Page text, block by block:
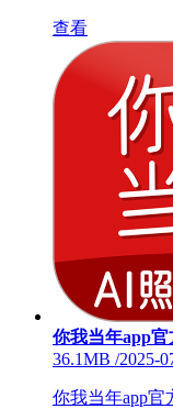
查看
你我当年app
36.1MB /2025-
你我当年app